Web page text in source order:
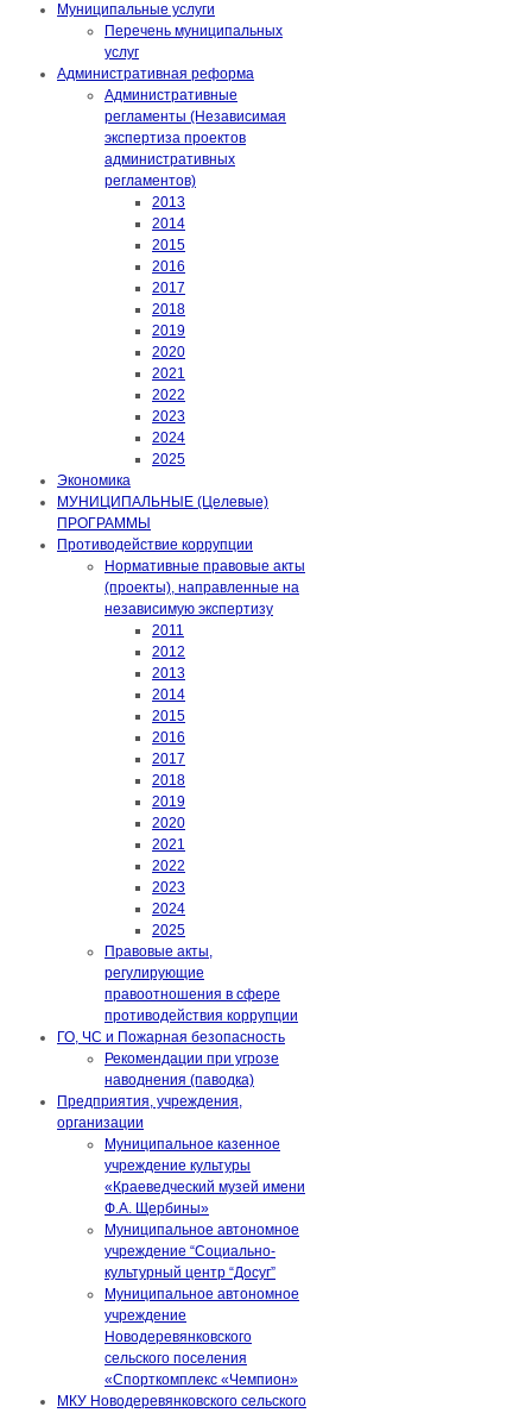
Муниципальные услуги
Перечень муниципальных
услуг
Административная реформа
Административные
регламенты (Независимая
экспертиза проектов
административных
регламентов)
2013
2014
2015
2016
2017
2018
2019
2020
2021
2022
2023
2024
2025
Экономика
МУНИЦИПАЛЬНЫЕ (Целевые)
ПРОГРАММЫ
Противодействие коррупции
Нормативные правовые акты
(проекты), направленные на
независимую экспертизу
2011
2012
2013
2014
2015
2016
2017
2018
2019
2020
2021
2022
2023
2024
2025
Правовые акты,
регулирующие
правоотношения в сфере
противодействия коррупции
ГО, ЧС и Пожарная безопасность
Рекомендации при угрозе
наводнения (паводка)
Предприятия, учреждения,
организации
Муниципальное казенное
учреждение культуры
«Краеведческий музей имени
Ф.А. Щербины»
Муниципальное автономное
учреждение “Социально-
культурный центр “Досуг”
Муниципальное автономное
учреждение
Новодеревянковского
сельского поселения
«Спорткомплекс «Чемпион»
МКУ Новодеревянковского сельского